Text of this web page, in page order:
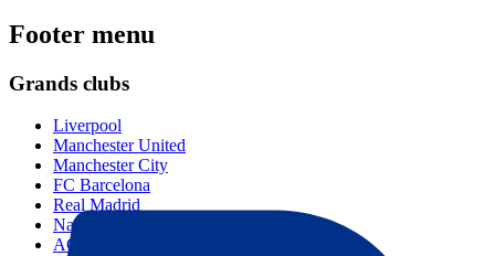
Footer menu
Grands clubs
Liverpool
Manchester United
Manchester City
FC Barcelona
Real Madrid
Napoli
AC Milan